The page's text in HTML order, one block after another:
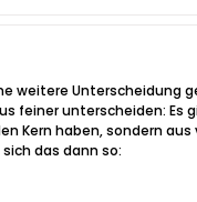
weitere
feiner unterscheiden:
Kern haben, sondern
das dann so: